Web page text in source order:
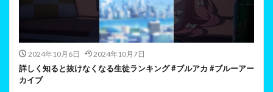
2024年10月6日 2024年10月7日
詳しく知ると抜けなくなる生徒ランキング #ブルアカ #ブルーアー
カイブ